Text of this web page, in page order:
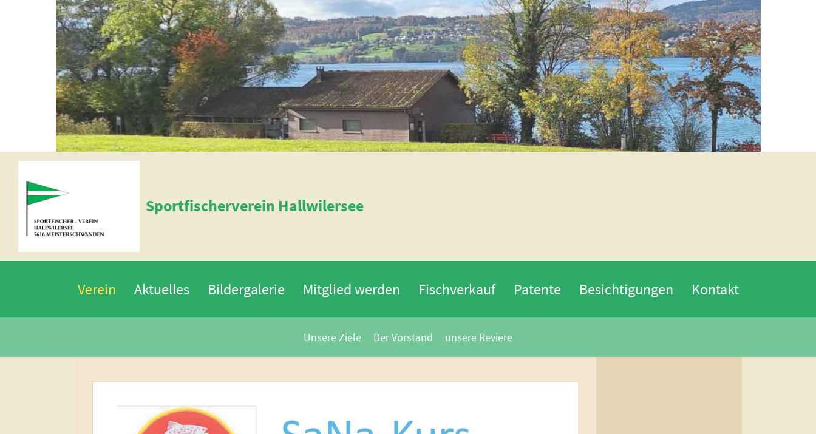
Sportfischerverein Hallwilersee
Verein Aktuelles Bildergalerie Mitglied werden Fischverkauf Patente Besichtigungen Kontakt
Unsere Ziele Der Vorstand unsere Reviere